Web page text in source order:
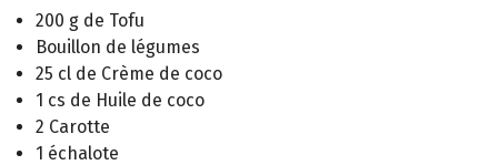
200 g de Tofu
Bouillon de légumes
25 cl de Crème de coco
1 cs de Huile de coco
2 Carotte
1 échalote